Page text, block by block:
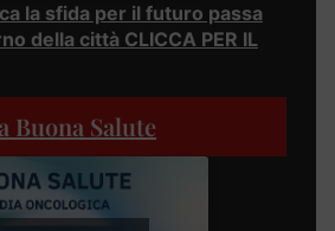
la sfida per il futuro passa
della città CLICCA PER IL
Buona Salute